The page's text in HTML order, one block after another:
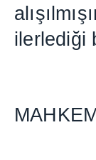
al ışı lmışı
ilerlediği